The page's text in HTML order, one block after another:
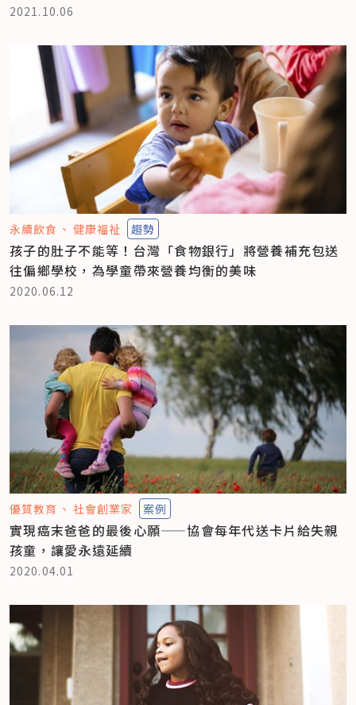
2021.10.06
永續飲食 健康福祉 趨勢
孩子的肚子不能等！台灣「食物銀行」將營養補充包送
往偏鄉學校，為學童帶來營養均衡的美味
2020.06.12
優質教育 社會創業家 案例
實現癌末爸爸的最後心願——協會每年代送卡片給失親
孩童，讓愛永遠延續
2020.04.01